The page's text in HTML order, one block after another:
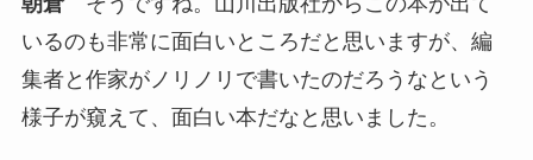
いるのも非常に面白いところだと思いますが、編
集者と作家がノリノリで書いたのだろうなという
様子が窺えて、面白い本だなと思いました。